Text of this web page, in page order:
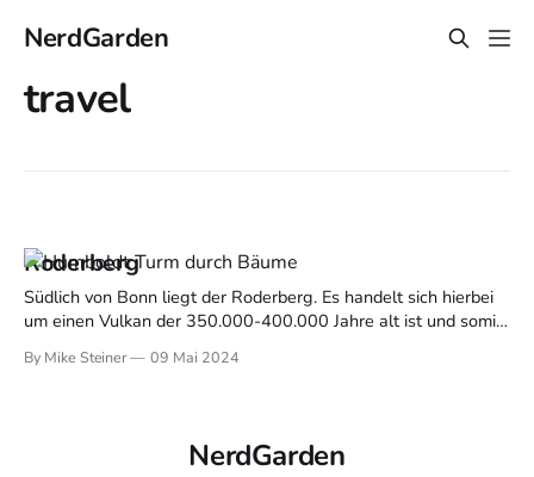
NerdGarden
travel
Roderberg
Südlich von Bonn liegt der Roderberg. Es handelt sich hierbei
um einen Vulkan der 350.000-400.000 Jahre alt ist und somit
handelt sich hierbei um ein Naturschutzgebiet von dem aus
By Mike Steiner 09 Mai 2024
NerdGarden